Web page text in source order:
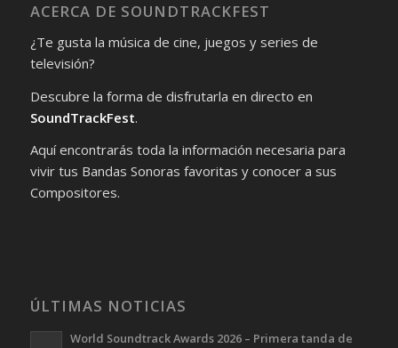
ACERCA DE SOUNDTRACKFEST
¿Te gusta la música de cine, juegos y series de
televisión?
Descubre la forma de disfrutarla en directo en
SoundTrackFest.
Aquí encontrarás toda la información necesaria para
vivir tus Bandas Sonoras favoritas y conocer a sus
Compositores.
ÚLTIMAS NOTICIAS
World Soundtrack Awards 2026 – Primera tanda de